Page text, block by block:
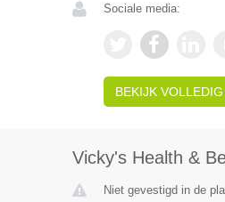
Sociale media:
BEKIJK VOLLEDIG
Vicky's Health &
Niet gevestigd in de